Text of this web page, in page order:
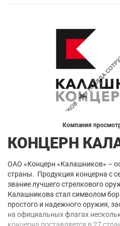
Компания
КОНЦЕРН
ОАО «Концерн «Калашников» –
страны. Продукция концерна с
звание лучшего стрелкового
Калашникова стал символом
простого и надежного оружия,
на официальных флагах